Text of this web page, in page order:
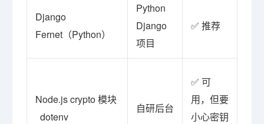
Django
Fernet（Python）
Python
Django
项目
✅ 推荐
Node.js crypto 模块
dotenv
自研后台
✅ 可
用，但要
小心密钥